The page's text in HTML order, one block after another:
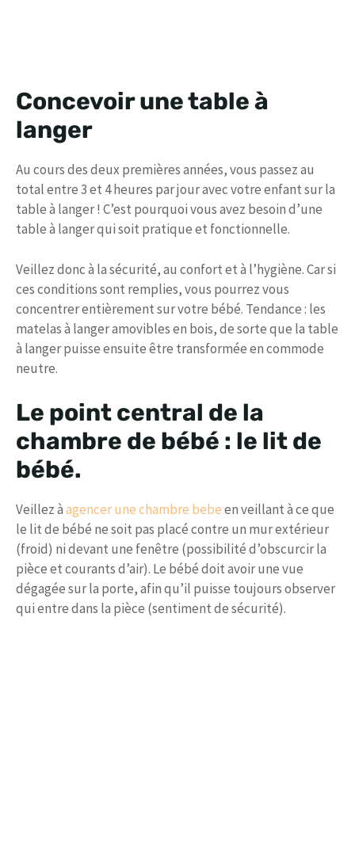
Concevoir une table à
langer
Au cours des deux premières années, vous passez au
total entre 3 et 4 heures par jour avec votre enfant sur la
table à langer ! C’est pourquoi vous avez besoin d’une
table à langer qui soit pratique et fonctionnelle.
Veillez donc à la sécurité, au confort et à l’hygiène. Car si
ces conditions sont remplies, vous pourrez vous
concentrer entièrement sur votre bébé. Tendance : les
matelas à langer amovibles en bois, de sorte que la table
à langer puisse ensuite être transformée en commode
neutre.
Le point central de la
chambre de bébé : le lit de
bébé.
Veillez àagencer une chambre bebeen veillant à ce que
le lit de bébé ne soit pas placé contre un mur extérieur
(froid) ni devant une fenêtre (possibilité d’obscurcir la
pièce et courants d’air). Le bébé doit avoir une vue
dégagée sur la porte, afin qu’il puisse toujours observer
qui entre dans la pièce (sentiment de sécurité).